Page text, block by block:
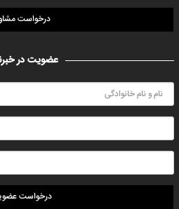
درخواست
عضویت در
درخواست